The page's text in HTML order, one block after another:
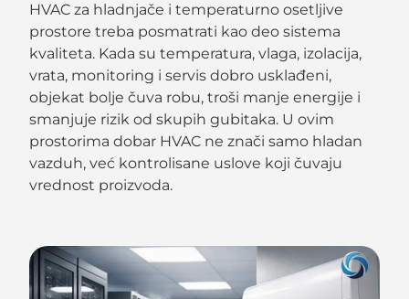
HVAC za hladnjače i temperaturno osetljive
prostore treba posmatrati kao deo sistema
kvaliteta. Kada su temperatura, vlaga, izolacija,
vrata, monitoring i servis dobro usklađeni,
objekat bolje čuva robu, troši manje energije i
smanjuje rizik od skupih gubitaka. U ovim
prostorima dobar HVAC ne znači samo hladan
vazduh, već kontrolisane uslove koji čuvaju
vrednost proizvoda.